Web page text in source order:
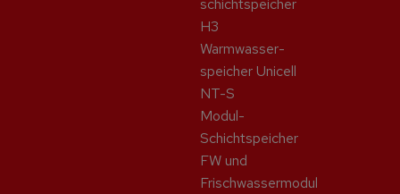
schicht­speicher
H3
Warmwasser­
speicher Unicell
NT-S
Modul-
Schichtspeicher
FW und
Frischwassermodul